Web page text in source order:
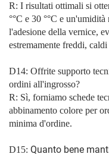
R: I risultati ottimali si
°°C e 30 °°C e un'umidità
l'adesione della vernice,
estremamente freddi,
D14: Offrite supporto
ordini all'ingrosso?
R: Sì, forniamo schede
abbinamento colore per
minima d'ordine.
D15: Quanto bene